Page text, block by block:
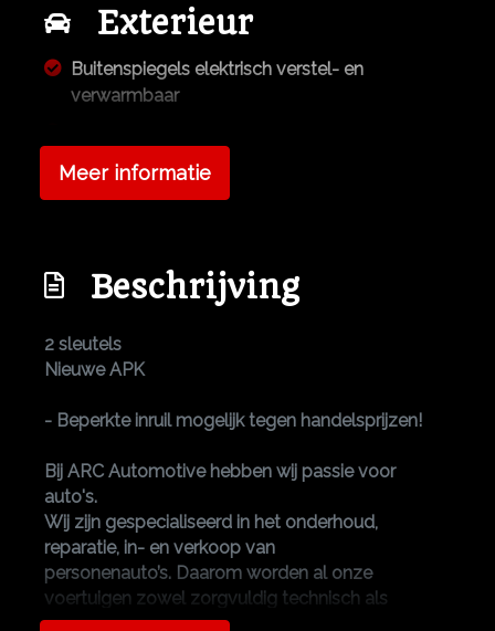
Exterieur
Buitenspiegels elektrisch verstel- en
verwarmbaar
Centrale vergrendeling met afstandsbediening
Getint glas
Trekhaak
Overige
Bestuurdersairbag
Elektronische remkrachtverdeling
Passagiersairbag
Zij airbag(s) voor
Meer informatie
Beschrijving
2 sleutels
Nieuwe APK
- Beperkte inruil mogelijk tegen handelsprijzen!
Bij ARC Automotive hebben wij passie voor
auto's.
Wij zijn gespecialiseerd in het onderhoud,
reparatie, in- en verkoop van
personenauto’s. Daarom worden al onze
voertuigen zowel zorgvuldig technisch als
optisch gecontroleerd voordat ze in de verkoop